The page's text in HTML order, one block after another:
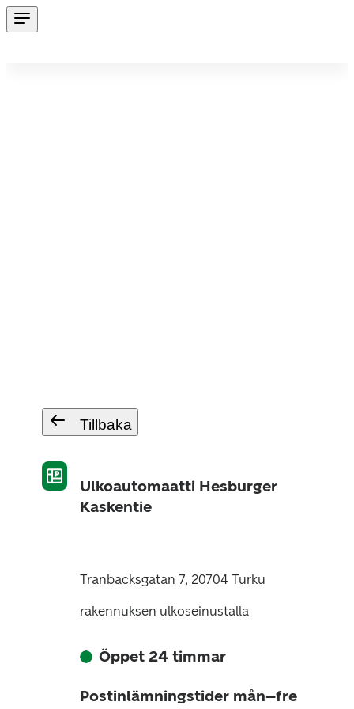
Tillbaka
Ulkoautomaatti Hesburger
Kaskentie
Tranbacksgatan 7, 20704 Turku
rakennuksen ulkoseinustalla
Öppet 24 timmar
Postinlämningstider mån–fre